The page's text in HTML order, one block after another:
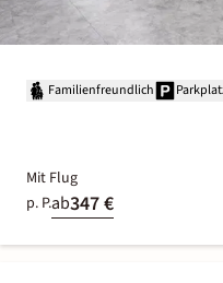
Familienfreundlich
Mit Flug
p. P.ab347 €